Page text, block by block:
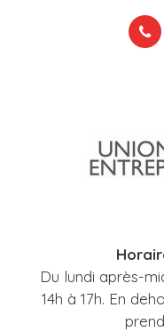
Du lundi après-
14h à 17h. En